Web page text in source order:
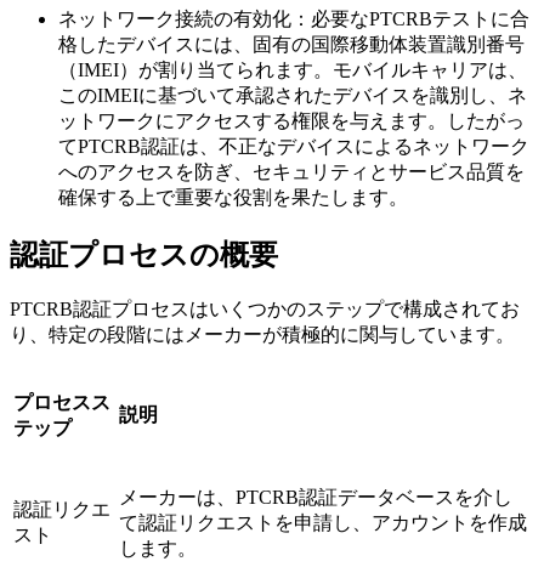
ネットワーク接続の有効化：必要なPTCRBテストに合
格したデバイスには、固有の国際移動体装置識別番号
（IMEI）が割り当てられます。モバイルキャリアは、
このIMEIに基づいて承認されたデバイスを識別し、ネ
ットワークにアクセスする権限を与えます。したがっ
てPTCRB認証は、不正なデバイスによるネットワーク
へのアクセスを防ぎ、セキュリティとサービス品質を
確保する上で重要な役割を果たします。
認証プロセスの概要
PTCRB認証プロセスはいくつかのステップで構成されてお
り、特定の段階にはメーカーが積極的に関与しています。
プロセスス
テップ
説明
認証リクエ
スト
メーカーは、PTCRB認証データベースを介し
て認証リクエストを申請し、アカウントを作成
します。